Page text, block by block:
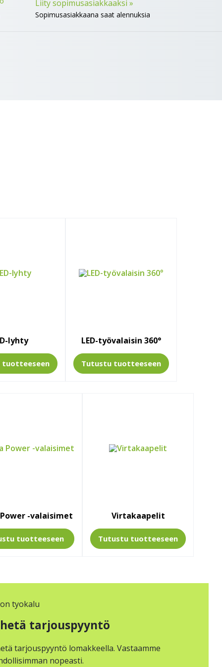
Liity sopimusasiakkaaksi »
Sopimusasiakkaana saat alennuksia
lyhty
tuotteeseen
LED-työvalaisin 360°
Tutustu tuotteeseen
Power -valaisimet
tuotteeseen
Virtakaapelit
Tutustu tuotteeseen
tarjouspyyntö
tarjouspyyntö lomakkeella. Vastaamme
nopeasti.